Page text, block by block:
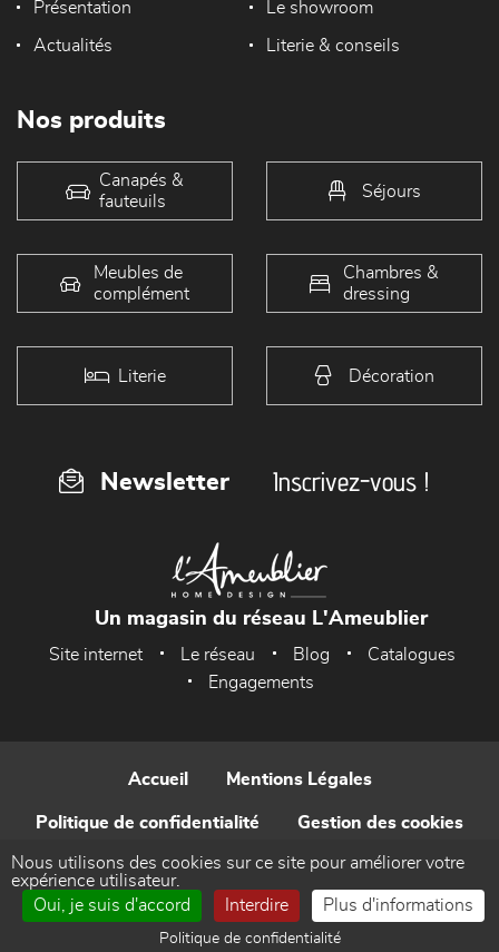
Présentation Le showroom
Actualités Literie & conseils
Nos produits
Canapés &
fauteuils
Séjours
Meubles de
complément
Chambres &
dressing
Literie Décoration
Newsletter Inscrivez-vous !
Un magasin du réseau L'Ameublier
Site internet Le réseau Blog
Catalogues
Engagements
Accueil Mentions Légales
Politique de confidentialité Gestion des cookies
Contact
Réalisé par WEB Enseignes
Nous utilisons des cookies sur ce site pour améliorer votre
expérience utilisateur.
Oui, je suis d'accord
Interdire Plus d'informations
Politique de confidentialité